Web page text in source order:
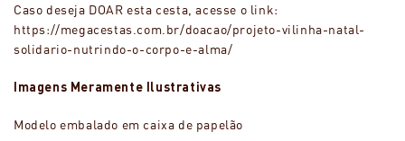
Caso deseja DOAR esta cesta, acesse o link:
https://megacestas.com.br/doacao/projeto-vilinha-natal-
solidario-nutrindo-o-corpo-e-alma/
Imagens Meramente Ilustrativas
Modelo embalado em caixa de papelão